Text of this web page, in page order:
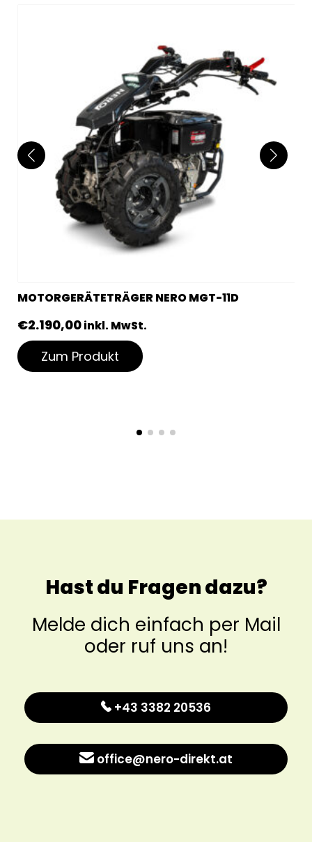
MOTORGERÄTETRÄGER NERO MGT-11D
€2.190,00inkl. MwSt.
Zum Produkt
Hast du Fragen dazu?
Melde dich einfach per Mail
oder ruf uns an!
+43 3382 20536
office@nero-direkt.at